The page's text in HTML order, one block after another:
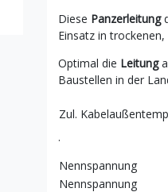
Diese Panzerleitung
Einsatz in
Optimal die Leitung
Baustellen in der
Zul.
.
Nennspannung
Nennspannung